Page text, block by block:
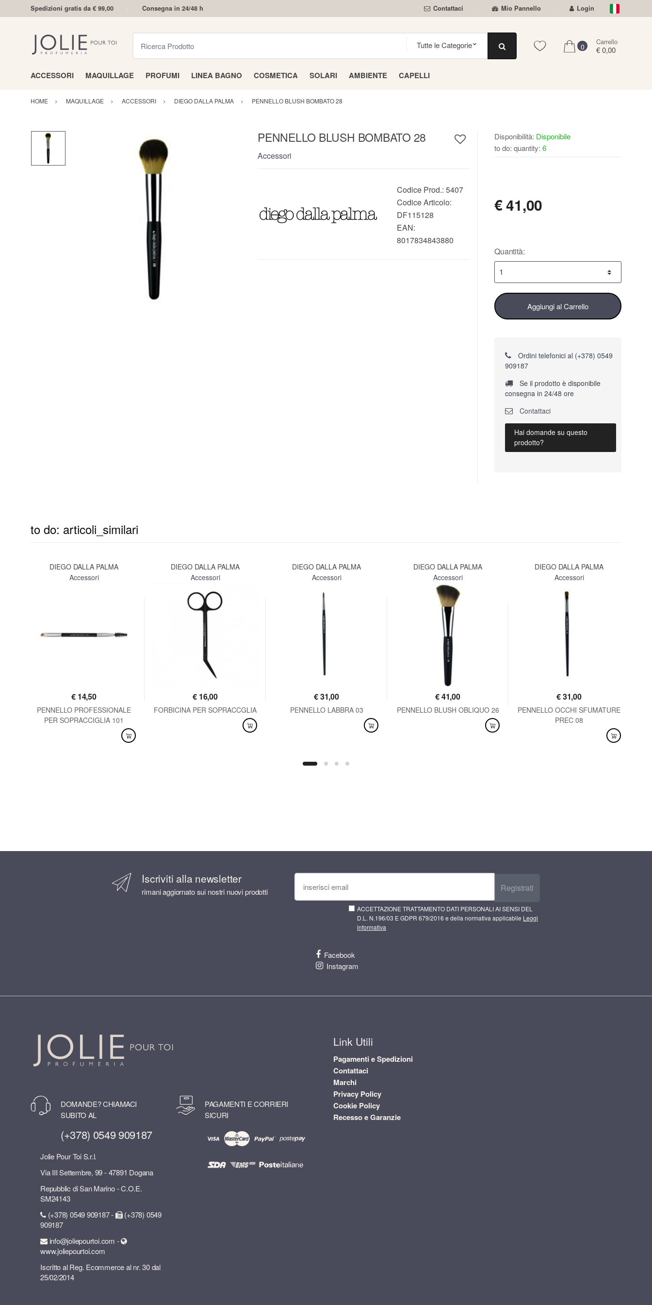
Spedizioni gratis da € 99,00 Consegna in 24/48 h Contattaci Mio Pannello Login
0
Carrello
€ 0,00
ACCESSORI MAQUILLAGE PROFUMI LINEA BAGNO COSMETICA SOLARI AMBIENTE CAPELLI
HOME MAQUILLAGE ACCESSORI DIEGO DALLA PALMA PENNELLO BLUSH BOMBATO 28
PENNELLO BLUSH BOMBATO 28
Accessori
Codice Prod.: 5407
Codice Articolo:
DF115128
EAN:
8017834843880
Disponibilità: Disponibile
to do: quantity: 6
€41,00
Quantità:
Aggiungi al Carrello
Ordini telefonici al (+378) 0549
909187
Se il prodotto è disponibile
consegna in 24/48 ore
Contattaci
Hai domande su questo
prodotto?
to do: articoli_similari
DIEGO DALLA PALMA
Accessori
€ 14,50
PENNELLO PROFESSIONALE
PER SOPRACCIGLIA 101
DIEGO DALLA PALMA
Accessori
€ 16,00
FORBICINA PER SOPRACCGLIA
DIEGO DALLA PALMA
Accessori
€31,00
PENNELLO LABBRA 03
DIEGO DALLA PALMA
Accessori
€41,00
PENNELLO BLUSH OBLIQUO 26
DIEGO DALLA PALMA
Accessori
€31,00
PENNELLO OCCHI SFUMATURE
PREC 08
Iscriviti alla newsletter
rimani aggiornato sui nostri nuovi prodotti Registrati
ACCETTAZIONE TRATTAMENTO DATI PERSONALI AI SENSI DEL
D.L. N.196/03 E GDPR 679/2016 e della normativa applicabile Leggi
informativa
Facebook
Instagram
DOMANDE? CHIAMACI
SUBITO AL
(+378) 0549 909187
Jolie Pour Toi S.r.l.
Via III Settembre, 99 - 47891 Dogana
Repubblic di San Marino - C.O.E.
SM24143
(+378) 0549 909187 -
(+378) 0549
909187
info@joliepourtoi.com -
www.joliepourtoi.com
Iscritto al Reg. Ecommerce al nr. 30 dal
25/02/2014
PAGAMENTI E CORRIERI
SICURI
Link Utili
Pagamenti e Spedizioni
Contattaci
Marchi
Privacy Policy
Cookie Policy
Recesso e Garanzie